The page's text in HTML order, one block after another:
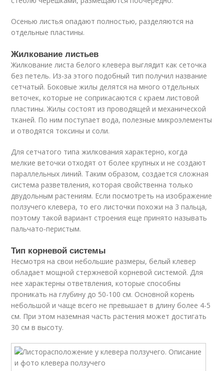
Осенью листья опадают полностью, разделяются на
отдельные пластины.
Жилкование листьев
Жилкование листа белого клевера выглядит как сеточка
без петель. Из-за этого подобный тип получил название
сетчатый. Боковые жилы делятся на много отдельных
веточек, которые не соприкасаются с краем листовой
пластины. Жилы состоят из проводящей и механической
тканей. По ним поступает вода, полезные микроэлементы
и отводятся токсины и соли.
Для сетчатого типа жилкования характерно, когда
мелкие веточки отходят от более крупных и не создают
параллельных линий. Таким образом, создается сложная
система разветвления, которая свойственна только
двудольным растениям. Если посмотреть на изображение
ползучего клевера, то его листочки похожи на 3 пальца,
поэтому такой вариант строения еще принято называть
пальчато-перистым.
Тип корневой системы
Несмотря на свои небольшие размеры, белый клевер
обладает мощной стержневой корневой системой. Для
нее характерны ответвления, которые способны
проникать на глубину до 50-100 см. Основной корень
небольшой и чаще всего не превышает в длину более 4-5
см. При этом наземная часть растения может достигать
30 см в высоту.